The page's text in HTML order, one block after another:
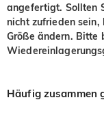
angefertigt. Sollten
nicht zufrieden sein,
Größe ändern. Bitte
Häufig zusammen